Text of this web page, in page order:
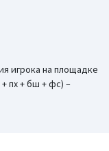
игрока на площадке
пх + бш + фс) –